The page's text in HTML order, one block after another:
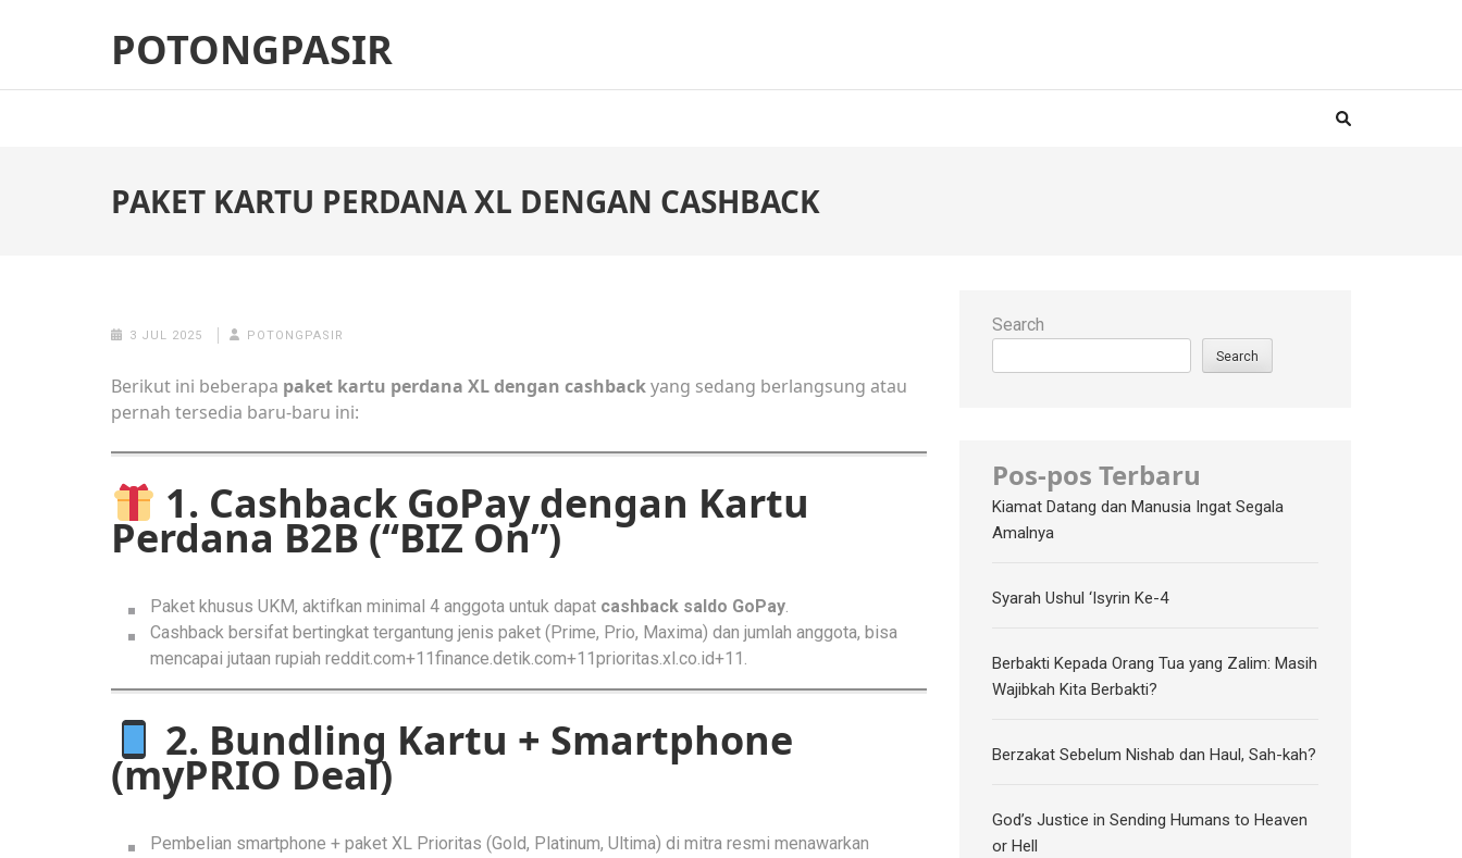
(Press
POTONGPASIR
PAKET KARTU PERDANA XL DENGAN CASHBACK
3 JUL 2025 POTONGPASIR
Berikut ini beberapa paket kartu perdana XL dengan cashbackyang sedang berlangsung atau
pernah tersedia baru‑baru ini:
1. Cashback GoPay dengan Kartu
Perdana B2B (“BIZ On”)
Paket khusus UKM, aktifkan minimal 4 anggota untuk dapat cashback saldo GoPay.
Cashback bersifat bertingkat tergantung jenis paket (Prime, Prio, Maxima) dan jumlah anggota, bisa
mencapai jutaan rupiah reddit.com+11finance.detik.com+11prioritas.xl.co.id+11 .
2. Bundling Kartu + Smartphone
(myPRIO Deal)
Pembelian smartphone + paket XL Prioritas (Gold, Platinum, Ultima) di mitra resmi menawarkan
Search
Search
Pos-pos Terbaru
Kiamat Datang dan Manusia Ingat Segala
Amalnya
Syarah Ushul ‘Isyrin Ke-4
Berbakti Kepada Orang Tua yang Zalim: Masih
Wajibkah Kita Berbakti?
Berzakat Sebelum Nishab dan Haul, Sah-kah?
God’s Justice in Sending Humans to Heaven
or Hell